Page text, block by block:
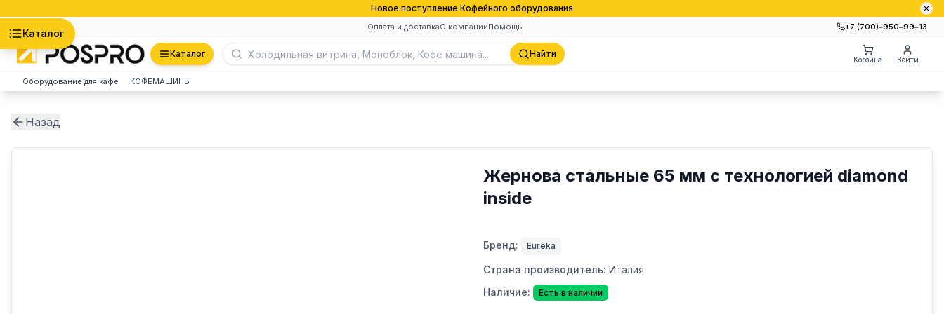
Новое поступление Кофейного оборудования
Оплата и доставкаО компанииПомощь +7 (700)‒950‒99‒13
Каталог
Каталог Найти
Корзина Войти
Оборудование для кафе КОФЕМАШИНЫ
Назад
Жернова стальные 65 мм с технологией diamond
inside
Бренд: Eureka
Страна производитель: Италия
Наличие:
Есть в наличии